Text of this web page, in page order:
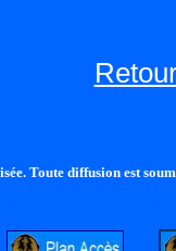
Toute diffusion est